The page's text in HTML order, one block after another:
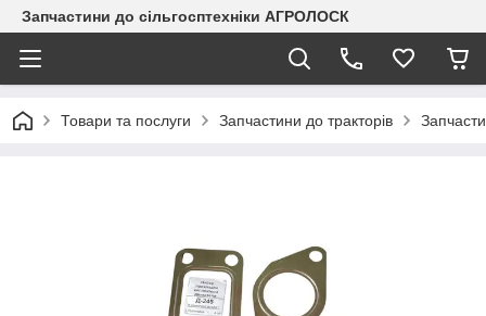
Запчастини до сільгосптехніки АГРОЛОСК
Товари та послуги Запчастини до тракторів